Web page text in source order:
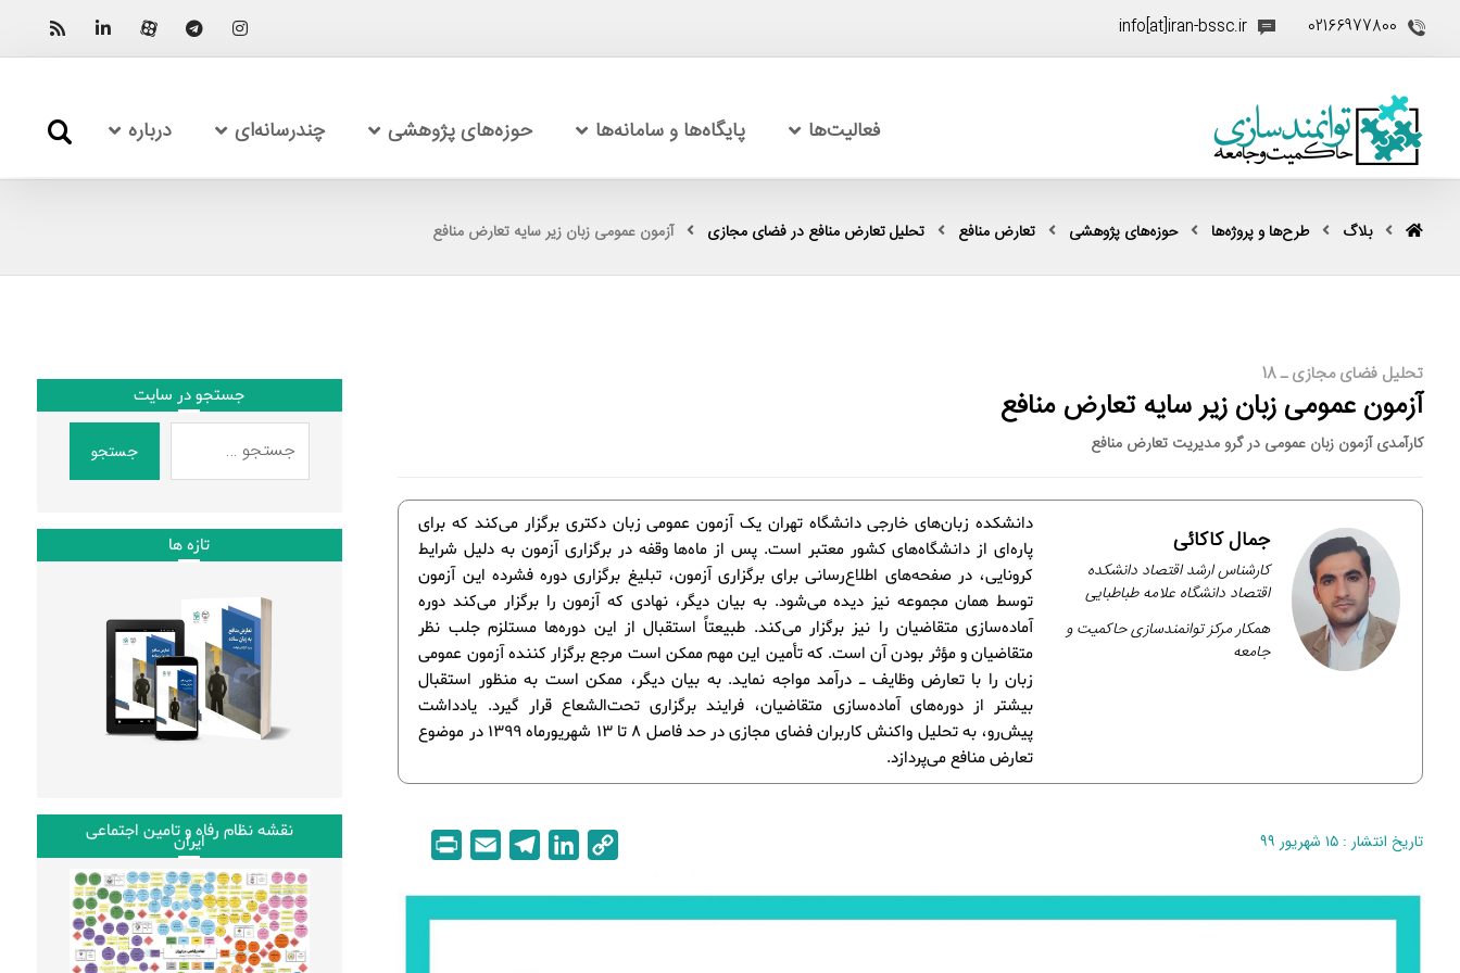
02166977800
info[at]iran-bssc.ir
فعالیت‌ها پایگاه‌ها و سامانه‌ها حوزه‌های پژوهشی چندرسانه‌ای درباره
بلاگ طرح‌ها و پروژه‌ها حوزه‌های پژوهشی تعارض منافع تحلیل تعارض منافع در فضای مجازی آزمون عمومی زبان زیر سایه تعارض منافع
تحلیل فضای مجازی ـ 18
آزمون عمومی زبان زیر سایه تعارض منافع
کارآمدی آزمون‌ زبان عمومی در گرو مدیریت تعارض منافع
دانشکده زبان‌های خارجی دانشگاه تهران یک آزمون عمومی زبان دکتری‌ برگزار می‌کند که برای
پاره‌ای از دانشگاه‌های کشور معتبر است. پس از ماه‌ها وقفه در برگزاری آزمون به دلیل شرایط
کرونایی، در صفحه‌های اطلاع‌رسانی برای برگزاری آزمون، تبلیغ برگزاری دوره فشرده این آزمون
توسط همان مجموعه نیز دیده می‌شود. به بیان دیگر، نهادی که آزمون را برگزار می‌کند دوره
آماده‌سازی متقاضیان را نیز برگزار می‌کند. طبیعتاً استقبال از این دوره‌ها مستلزم جلب نظر
متقاضیان و مؤثر بودن آن است. که تأمین این مهم ممکن است مرجع برگزار کننده آزمون عمومی
زبان را با تعارض وظایف ـ درآمد مواجه نماید. به بیان دیگر، ممکن است به منظور استقبال
بیشتر از دوره‌های آماده‌سازی متقاضیان، فرایند برگزاری تحت‌الشعاع قرار گیرد. یادداشت
پیش‌رو، به تحلیل واکنش کاربران فضای مجازی در حد فاصل 8 تا 13 شهریورماه 1399 در موضوع
تعارض منافع می‌پردازد.
جمال کاکائی
کارشناس ارشد اقتصاد دانشکده
اقتصاد دانشگاه علامه طباطبایی
همکار مرکز توانمندسازی حاکمیت و
جامعه
تاریخ انتشار : ۱۵ شهریور ۹۹
p
n
l
a
i
جستجو در سایت
جستجو
تازه ها
نقشه نظام رفاه و تامین اجتماعی
ایران